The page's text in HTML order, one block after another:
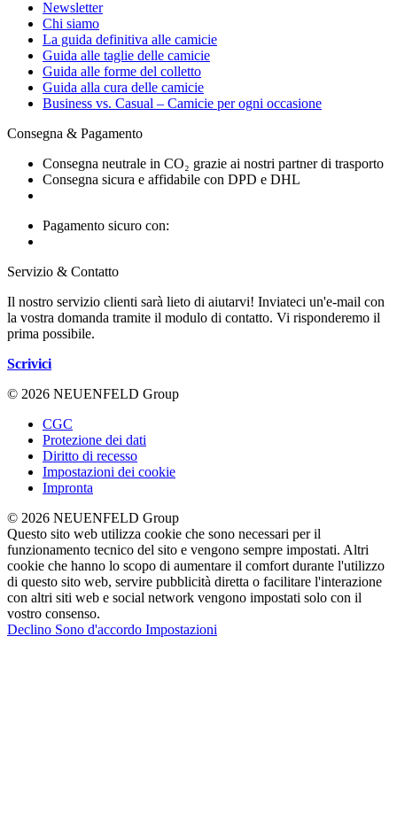
Newsletter
Chi siamo
La guida definitiva alle camicie
Guida alle taglie delle camicie
Guida alle forme del colletto
Guida alla cura delle camicie
Business vs. Casual – Camicie per ogni occasione
Consegna & Pagamento
Consegna neutrale in CO₂ grazie ai nostri partner di trasporto
Consegna sicura e affidabile con DPD e DHL
Pagamento sicuro con:
Servizio & Contatto
Il nostro servizio clienti sarà lieto di aiutarvi! Inviateci un'e-mail con
la vostra domanda tramite il modulo di contatto. Vi risponderemo il
prima possibile.
Scrivici
© 2026 NEUENFELD Group
CGC
Protezione dei dati
Diritto di recesso
Impostazioni dei cookie
Impronta
© 2026 NEUENFELD Group
Questo sito web utilizza cookie che sono necessari per il
funzionamento tecnico del sito e vengono sempre impostati. Altri
cookie che hanno lo scopo di aumentare il comfort durante l'utilizzo
di questo sito web, servire pubblicità diretta o facilitare l'interazione
con altri siti web e social network vengono impostati solo con il
vostro consenso.
Declino Sono d'accordo Impostazioni